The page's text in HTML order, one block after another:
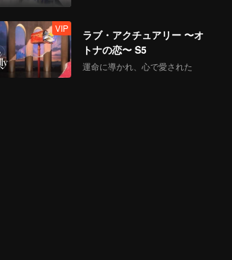
VIP
ラブ・アクチュアリー 〜オ
トナの恋〜 S5
運命に導かれ、心で愛された